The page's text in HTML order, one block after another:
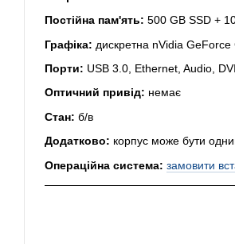
Постійна пам'ять: 500 GB SSD +
Графіка: дискретна nVidia
Порти: USB 3.0, Ethernet, Audio,
Оптичний привід: немає
Стан: б/в
Додатково: корпус може бути
Операційна система: замовити